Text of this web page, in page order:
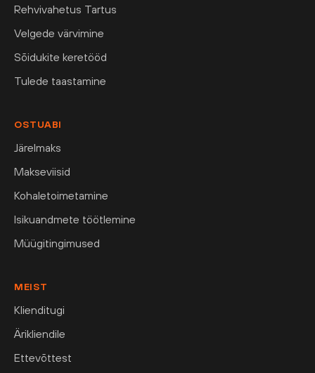
Rehvivahetus Tartus
Velgede värvimine
Sõidukite keretööd
Tulede taastamine
OSTUABI
Järelmaks
Makseviisid
Kohaletoimetamine
Isikuandmete töötlemine
Müügitingimused
MEIST
Klienditugi
Ärikliendile
Ettevõttest